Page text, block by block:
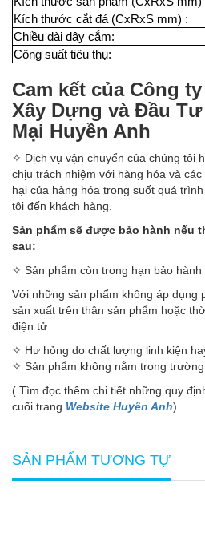
Kích thước cắt đá (CxRxS mm) :
Chiều dài dây cắm:
Công suất tiêu thụ:
Cam kết của Công ty
Xây Dựng và Đầu
Mại Huyền Anh
✧ Dịch vụ vận chuyển của chúng tôi
chịu trách nhiệm với hàng hóa và
hại của hàng hóa trong suốt quá
tôi đến khách hàng.
Sản phẩm sẽ được bảo hành nếu
sau:
✧ Sản phẩm còn trong hạn bảo hành
Với những sản phẩm không áp dụng
sản xuất trên thân sản phẩm hoặc
điện tử
✧ Hư hỏng do chất lượng linh kiện
✧ Sản phẩm không nằm trong
( Tìm đọc thêm chi tiết những quy
cuối trang Website Huyền Anh)
SẢN PHẨM TƯƠNG TỰ